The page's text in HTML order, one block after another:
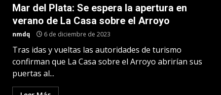
Mar del Plata: Se espera la apertura en
verano de La Casa sobre el Arroyo
nmdq 6 de diciembre de 2023
Tras idas y vueltas las autoridades de turismo
confirman que La Casa sobre el Arroyo abrirían sus
puertas al...